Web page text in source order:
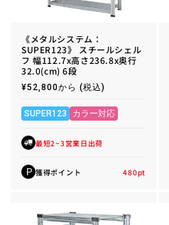
《メタルシステム：
SUPER123》 スチールシェル
フ 幅112.7x高さ236.8x奥行
32.0(cm) 6段
通
価
格
¥52,800から (税込)
SUPER123 カラー対応
最短2~3営業日出荷
P 獲得ポイント 480pt